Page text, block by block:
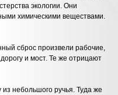
экологии. Они
химическими веществами.
сброс произвели рабочие,
и мост. Те же отрицают
небольшого ручья. Туда же